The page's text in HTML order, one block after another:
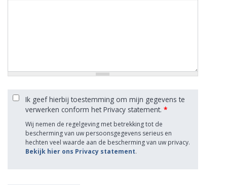
Ik geef hierbij toestemming om mijn gegevens te
verwerken conform het Privacy statement. *
Wij nemen de regelgeving met betrekking tot de
bescherming van uw persoonsgegevens serieus en
hechten veel waarde aan de bescherming van uw privacy.
Bekijk hier ons Privacy statement.